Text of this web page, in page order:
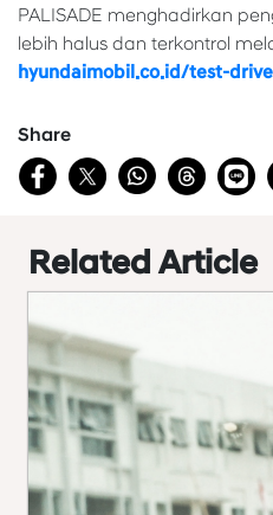
PALISADE menghadirkan
lebih halus dan terkontrol
hyundaimobil.co.id/test-drive
Share
Related Article